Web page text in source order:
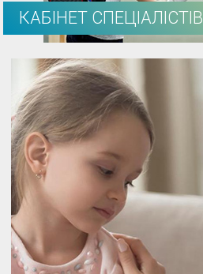
КАБІНЕТ СПЕЦІАЛІСТІВ